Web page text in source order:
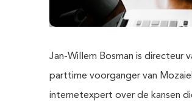
Jan-Willem Bosman is directeur
parttime voorganger van
internetexpert over de kansen